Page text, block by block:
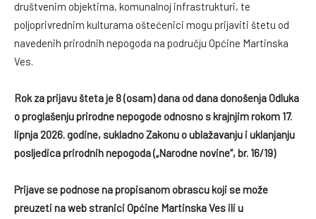
društvenim objektima, komunalnoj infrastrukturi, te
poljoprivrednim kulturama oštećenici mogu prijaviti štetu od
navedenih prirodnih nepogoda na području Općine Martinska
Ves.
Rok za prijavu šteta je 8 (osam) dana od dana donošenja Odluka
o proglašenju prirodne nepogode odnosno s krajnjim rokom 17.
lipnja 2026. godine, sukladno Zakonu o ublažavanju i uklanjanju
posljedica prirodnih nepogoda („Narodne novine“, br. 16/19)
Prijave se podnose na propisanom obrascu koji se može
preuzeti na web stranici Općine Martinska Ves ili u